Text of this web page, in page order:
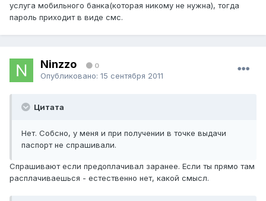
услуга мобильного банка(которая никому не нужна), тогда
пароль приходит в виде смс.
Ninzzo 0
Опубликовано: 15 сентября 2011
Цитата
Нет. Собсно, у меня и при получении в точке выдачи
паспорт не спрашивали.
Спрашивают если предоплачивал заранее. Если ты прямо там
расплачиваешься - естественно нет, какой смысл.